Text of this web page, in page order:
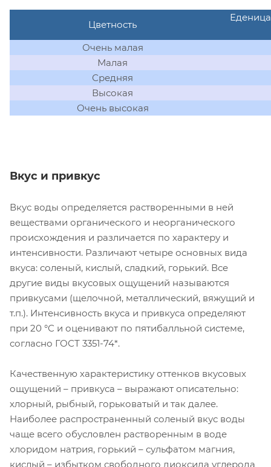
Цветность
Очень малая
Малая
Средняя
Высокая
Очень высокая
Вкус и привкус
Вкус воды определяется растворенными в ней
веществами органического и неорганического
происхождения и различается по характеру и
интенсивности. Различают четыре основных вида
вкуса: соленый, кислый, сладкий, горький. Все
другие виды вкусовых ощущений называются
привкусами (щелочной, металлический, вяжущий и
т.п.). Интенсивность вкуса и привкуса определяют
при 20 °С и оценивают по пятибалльной системе,
согласно ГОСТ 3351-74*.
Качественную характеристику оттенков вкусовых
ощущений – привкуса – выражают описательно:
хлорный, рыбный, горьковатый и так далее.
Наиболее распространенный соленый вкус воды
чаще всего обусловлен растворенным в воде
хлоридом натрия, горький – сульфатом магния,
кислый – избытком свободного диоксида углерода